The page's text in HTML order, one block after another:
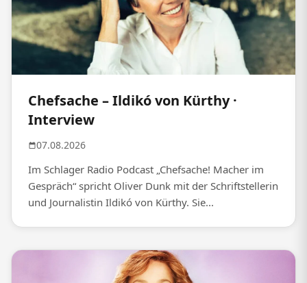
Chefsache – Ildikó von Kürthy ·
Interview
07.08.2026
Im Schlager Radio Podcast „Chefsache! Macher im
Gespräch“ spricht Oliver Dunk mit der Schriftstellerin
und Journalistin Ildikó von Kürthy. Sie...